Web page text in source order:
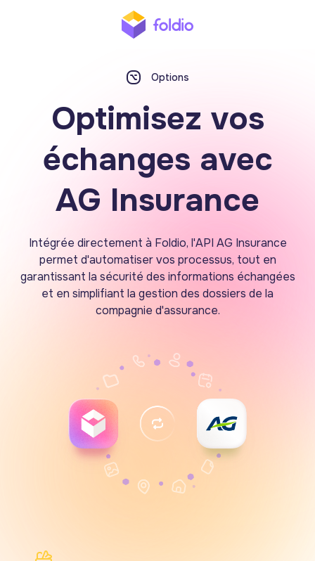
Options
Optimisez vos
échanges avec
AG Insurance
Intégrée directement à Foldio, l'API AG Insurance
permet d'automatiser vos processus, tout en
garantissant la sécurité des informations échangées
et en simplifiant la gestion des dossiers de la
compagnie d'assurance.